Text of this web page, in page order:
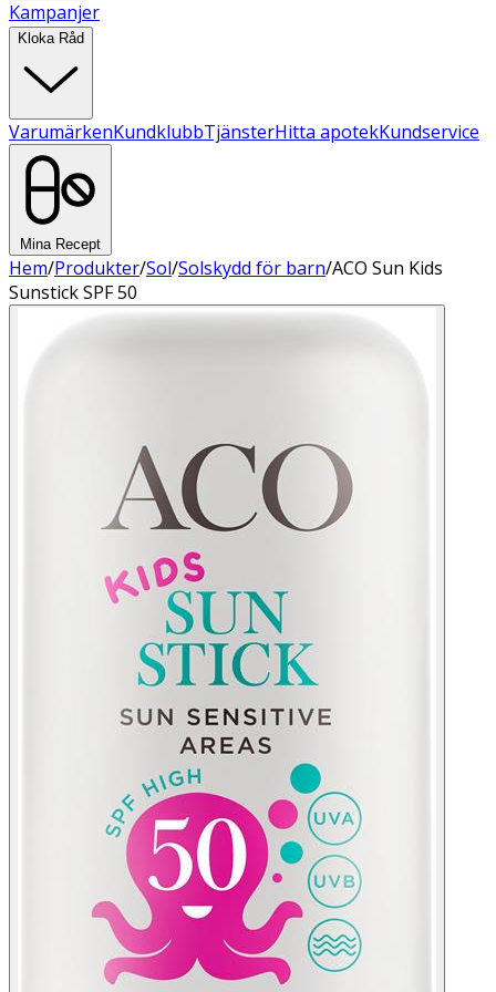
Kampanjer
Kloka Råd
VarumärkenKundklubbTjänsterHitta apotekKundservice
Mina Recept
Hem/Produkter/Sol/Solskydd för barn/ACO Sun Kids
Sunstick SPF 50